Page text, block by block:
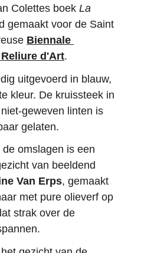
Colettes boek La
gemaakt voor de Saint
Biennale
d'Art.
uitgevoerd in blauw,
kleur. De kruissteek in
geweven linten is
gelaten.
omslagen is een
van beeldend
Van Erps, gemaakt
met pure olieverf op
strak over de